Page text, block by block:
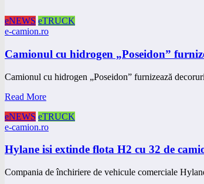
eNEWS eTRUCK
e-camion.ro
Camionul cu hidrogen „Poseidon”
Camionul cu hidrogen „Poseidon” furnizează
Read More
eNEWS eTRUCK
e-camion.ro
Hylane isi extinde flota H2 cu 32 de
Compania de închiriere de vehicule comerciale